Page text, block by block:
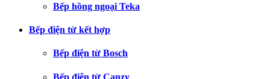
Bếp hồng ngoại Teka
Bếp điện từ kết hợp
Bếp điện từ Bosch
Bếp điện từ Canzy